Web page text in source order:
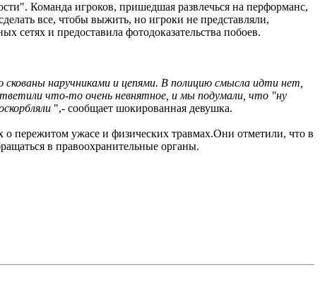
Команда игроков, пришедшая развлечься на перформанс,
все, чтобы выжить, но игроки не представляли,
сетях и предоставила фотодоказательства побоев.
наручниками и цепями. В полицию смысла идти нет,
что-то очень невнятное, и мы подумали, что "ну
",- сообщает шокированная девушка.
о пережитом ужасе и физических травмах.Они отметили, что в
в правоохранительные органы.